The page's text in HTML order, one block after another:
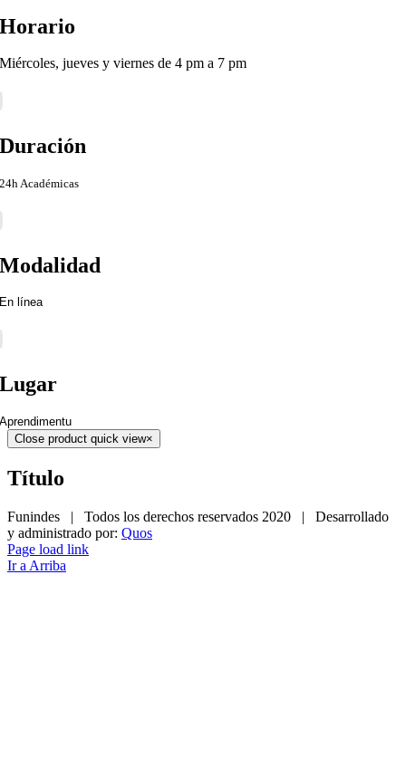
Horario
Miércoles, jueves y viernes de 4 pm a 7 pm
Duración
24h Académicas
Modalidad
En línea
Lugar
Aprendimentu
Close product quick view×
Título
Funindes | Todos los derechos reservados 2020 | Desarrollado
y administrado por: Quos
Page load link
Ir a Arriba